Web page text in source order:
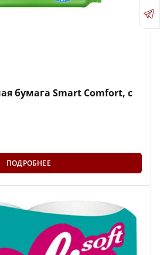
бумага Smart Comfort, с
ПОДРОБНЕЕ